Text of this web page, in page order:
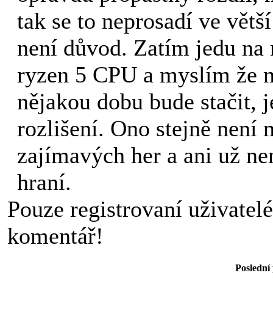
tak se to neprosadí ve
není důvod. Zatím jedu na
ryzen 5 CPU a myslím že
nějakou dobu bude stačit,
rozlišení. Ono stejně není
zajímavých her a ani už
hraní.
Pouze registrovaní
komentář!